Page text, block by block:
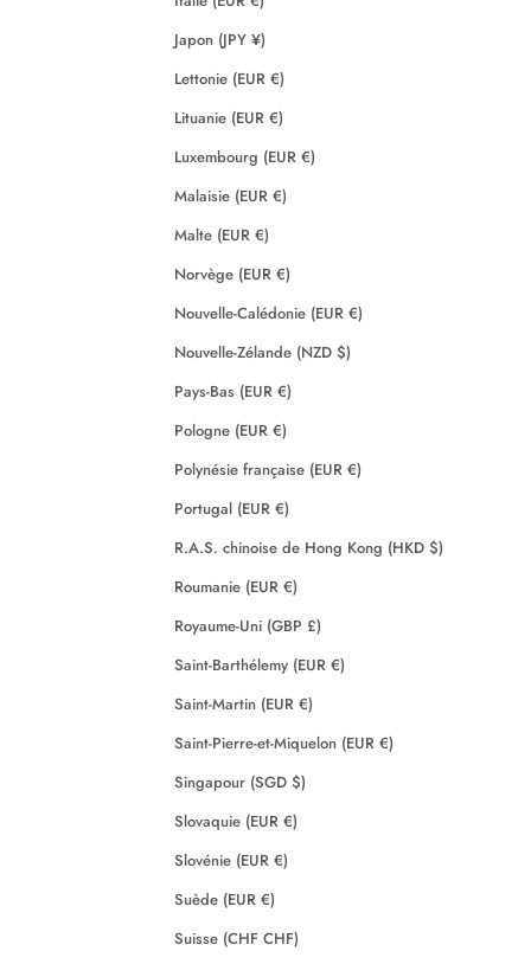
Japon (JPY ¥)
Lettonie (EUR €)
Lituanie (EUR €)
Luxembourg (EUR €)
Malaisie (EUR €)
Malte (EUR €)
Norvège (EUR €)
Nouvelle-Calédonie (EUR €)
Nouvelle-Zélande (NZD $)
Pays-Bas (EUR €)
Pologne (EUR €)
Polynésie française (EUR €)
Portugal (EUR €)
R.A.S. chinoise de Hong Kong (HKD $)
Roumanie (EUR €)
Royaume-Uni (GBP £)
Saint-Barthélemy (EUR €)
Saint-Martin (EUR €)
Saint-Pierre-et-Miquelon (EUR €)
Singapour (SGD $)
Slovaquie (EUR €)
Slovénie (EUR €)
Suède (EUR €)
Suisse (CHF CHF)